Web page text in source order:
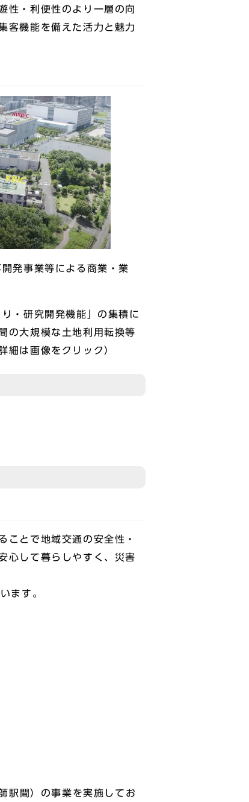
性・利便性のより⼀層の向
客機能を備えた活⼒と魅⼒
発事業等による商業・業
・研究開発機能」の集積に
の大規模な土地利用転換等
細は画像をクリック）
とで地域交通の安全性・
心して暮らしやすく、災害
ます。
駅間）の事業を実施してお